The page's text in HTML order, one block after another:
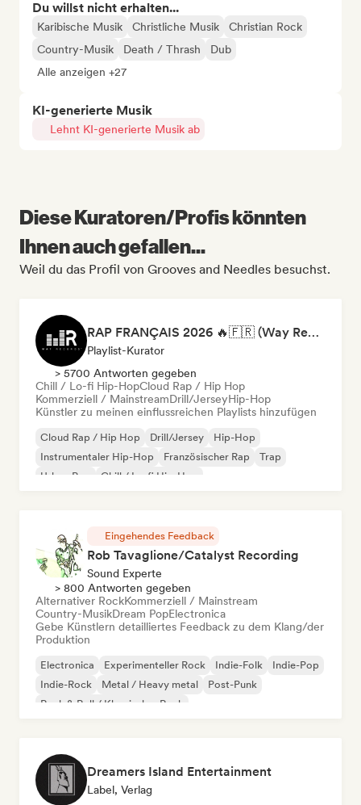
Du willst nicht erhalten...
Karibische Musik Christliche Musik
Christian Rock
Country-Musik
Death / Thrash
Dub
Alle anzeigen +27
KI-generierte Musik
Lehnt KI-generierte Musik ab
Diese Kuratoren/Profis könnten
Ihnen auch gefallen...
Weil du das Profil von Grooves and Needles besuchst.
RAP FRANÇAIS 2026 🔥🇫🇷 (Way Records)
Playlist-Kurator
> 5700 Antworten gegeben
Chill / Lo-fi Hip-HopCloud Rap / Hip Hop
Kommerziell / MainstreamDrill/JerseyHip-Hop
Künstler zu meinen einflussreichen Playlists hinzufügen
Cloud Rap / Hip Hop Drill/Jersey
Hip-Hop
Instrumentaler Hip-Hop
Französischer Rap
Trap
Urban Pop
Chill / Lo-fi Hip-Hop
Eingehendes Feedback
Rob Tavaglione/Catalyst Recording
Sound Experte
> 800 Antworten gegeben
Alternativer RockKommerziell / Mainstream
Country-MusikDream PopElectronica
Gebe Künstlern detailliertes Feedback zu dem Klang/der
Produktion
Electronica Experimenteller Rock Indie-Folk
Indie-Pop
Indie-Rock
Metal / Heavy metal
Post-Punk
Rock & Roll / Klassischer Rock
Dreamers Island Entertainment
Label, Verlag